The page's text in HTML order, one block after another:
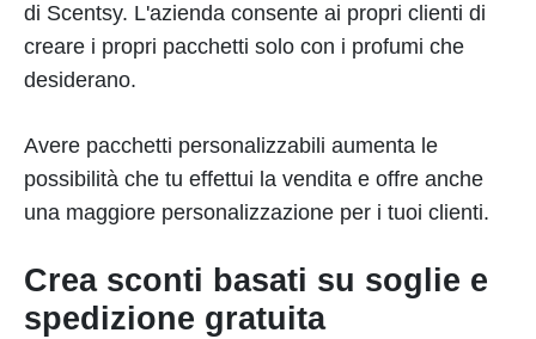
di Scentsy. L'azienda consente ai propri clienti di
creare i propri pacchetti solo con i profumi che
desiderano.
Avere pacchetti personalizzabili aumenta le
possibilità che tu effettui la vendita e offre anche
una maggiore personalizzazione per i tuoi clienti.
Crea sconti basati su soglie e
spedizione gratuita